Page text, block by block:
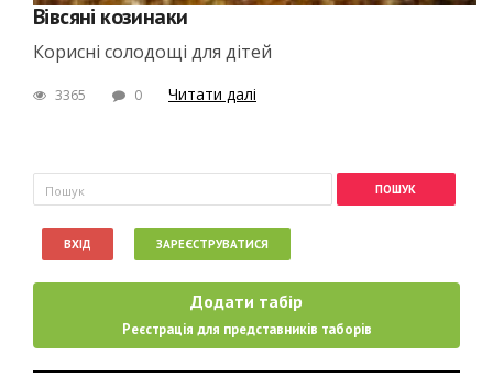
Вівсяні козинаки
Корисні солодощі для дітей
3365 0 Читати далі
Пошукова форма
Пошук
ВХІД ЗАРЕЄСТРУВАТИСЯ
Додати табір
Реєстрація для представників таборів